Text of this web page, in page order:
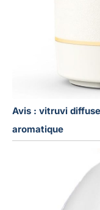
Avis : vitruvi
aromatique